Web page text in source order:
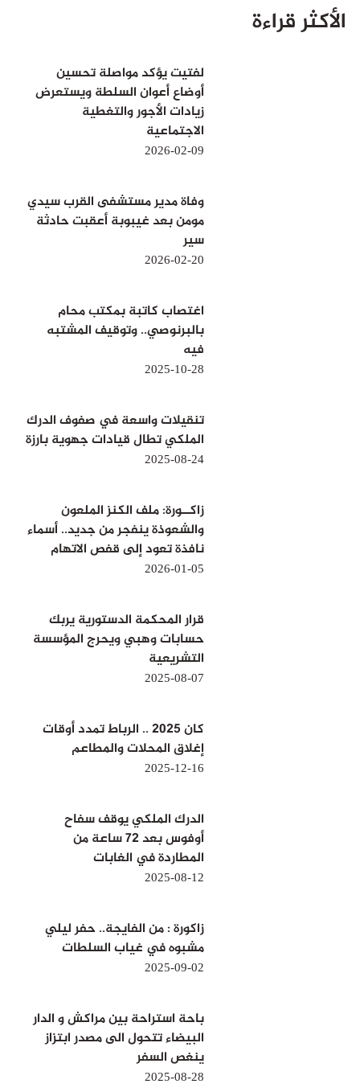
الأكثر قراءة
لفتيت يؤكد مواصلة تحسين
أوضاع أعوان السلطة ويستعرض
زيادات الأجور والتغطية
الاجتماعية
2026-02-09
وفاة مدير مستشفى القرب سيدي
مومن بعد غيبوبة أعقبت حادثة
سير
2026-02-20
اغتصاب كاتبة بمكتب محام
بالبرنوصي.. وتوقيف المشتبه
فيه
2025-10-28
تنقيلات واسعة في صفوف الدرك
الملكي تطال قيادات جهوية بارزة
2025-08-24
زاكــورة: ملف الكنز الملعون
والشعوذة ينفجر من جديد.. أسماء
نافذة تعود إلى قفص الاتهام
2026-01-05
قرار المحكمة الدستورية يربك
حسابات وهبي ويحرج المؤسسة
التشريعية
2025-08-07
كان 2025 .. الرباط تمدد أوقات
إغلاق المحلات والمطاعم
2025-12-16
الدرك الملكي يوقف سفاح
أوفوس بعد 72 ساعة من
المطاردة في الغابات
2025-08-12
زاكورة : من الفايجة.. حفر ليلي
مشبوه في غياب السلطات
2025-09-02
باحة استراحة بين مراكش و الدار
البيضاء تتحول الى مصدر ابتزاز
ينغص السفر
2025-08-28